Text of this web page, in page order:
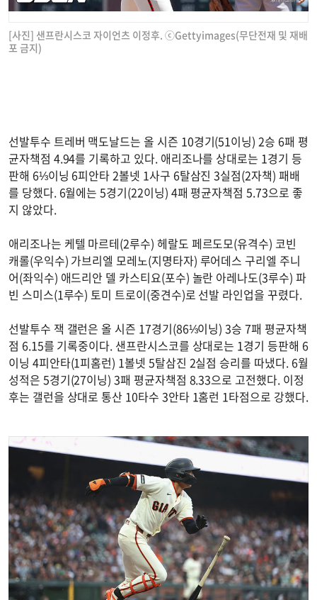
[사진] 샌프란시스코 자이언츠 이정후. ⓒGettyimages(무단전재 및 재배
포 금지)
선발투수 트레버 맥도날드는 올 시즌 10경기(51이닝) 2승 6패 평
균자책점 4.94를 기록하고 있다. 애리조나를 상대로는 1경기 등
판해 6⅓이닝 6피안타 2볼넷 1사구 6탈삼진 3실점(2자책) 패배
를 당했다. 6월에는 5경기(22이닝) 4패 평균자책점 5.73으로 좋
지 않았다.
애리조나는 케텔 마르테(2루수) 헤랄도 페르도모(유격수) 코빈
캐롤(우익수) 가브리엘 모레노(지명타자) 루어데스 구리엘 주니
어(좌익수) 애드리안 델 카스티요(포수) 놀란 아레나도(3루수) 파
빈 스미스(1루수) 토미 트로이(중견수)로 선발 라인업을 꾸렸다.
선발투수 잭 갤런은 올 시즌 17경기(86⅓이닝) 3승 7패 평균자책
점 6.15를 기록중이다. 샌프란시스코를 상대로는 1경기 등판해 6
이닝 4피안타(1피홈런) 1볼넷 5탈삼진 2실점 승리를 따냈다. 6월
성적은 5경기(27이닝) 3패 평균자책점 8.33으로 고전했다. 이정
후는 갤런을 상대로 통산 10타수 3안타 1홈런 1타점으로 강했다.